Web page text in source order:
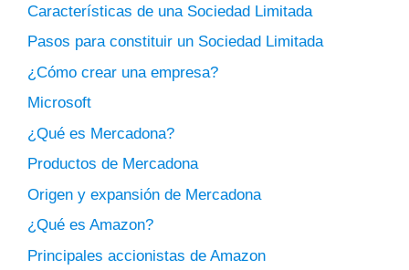
Características de una Sociedad Limitada
Pasos para constituir un Sociedad Limitada
¿Cómo crear una empresa?
Microsoft
¿Qué es Mercadona?
Productos de Mercadona
Origen y expansión de Mercadona
¿Qué es Amazon?
Principales accionistas de Amazon